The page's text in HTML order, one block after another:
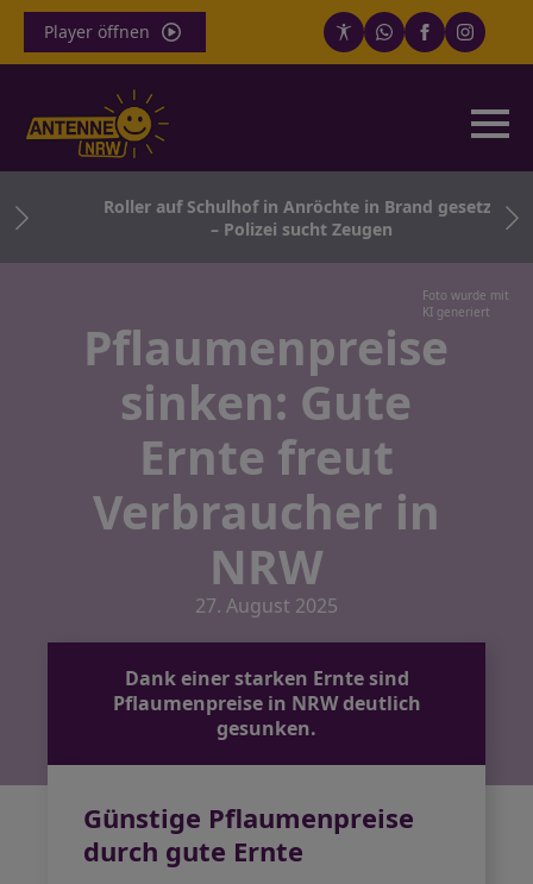
Player öffnen
Roller auf Schulhof in Anröchte in Brand gesetzt
– Polizei sucht Zeugen
Foto wurde mit
KI generiert
Pflaumenpreise
sinken: Gute
Ernte freut
Verbraucher in
NRW
27. August 2025
Dank einer starken Ernte sind
Pflaumenpreise in NRW deutlich
gesunken.
Günstige Pflaumenpreise
durch gute Ernte